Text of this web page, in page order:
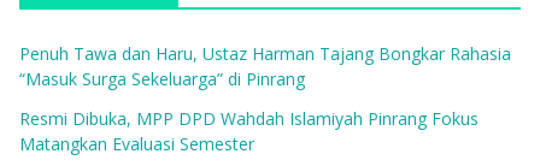
Penuh Tawa dan Haru, Ustaz Harman Tajang Bongkar Rahasia
“Masuk Surga Sekeluarga” di Pinrang
Resmi Dibuka, MPP DPD Wahdah Islamiyah Pinrang Fokus
Matangkan Evaluasi Semester